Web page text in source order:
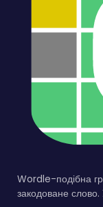
Wordle-подібна
закодоване